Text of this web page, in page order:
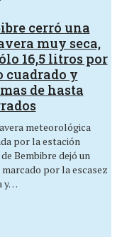
cerró una
muy seca,
16,5 litros por
cuadrado y
de hasta
meteorológica
por la estación
Bembibre dejó un
por la escasez
y…